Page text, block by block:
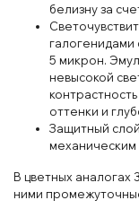
белизну за
5 микрон.
невысокой
оттенки и
Защитный
механическим
В цветных аналогах
ними